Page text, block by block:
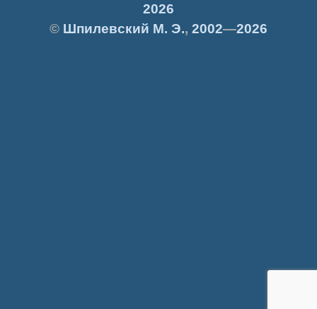
2026
© Шпилевский М. Э., 2002—2026